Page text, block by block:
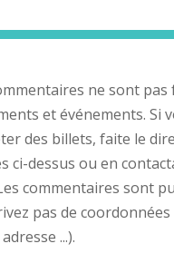
ne sont pas
et événements. Si
des billets, faite le
ci-dessus ou en
commentaires sont
pas de
...).